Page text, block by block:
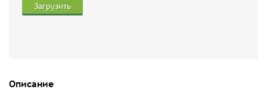
Загрузить
Описание